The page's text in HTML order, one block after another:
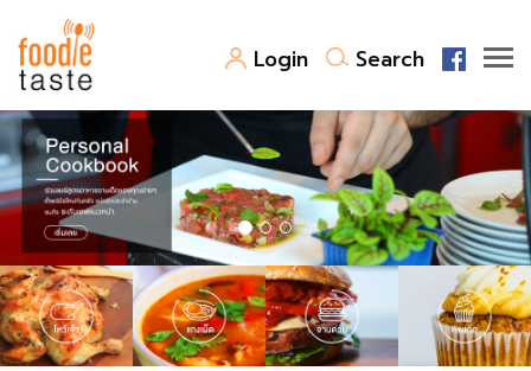
Login Search
สูตรอาหาร
สูตรอาหารล่าสุด
Top Foodie
พาไปชิม
สารพันก้นครัว
เคล็ดลับน่ารู้
FoodPedia